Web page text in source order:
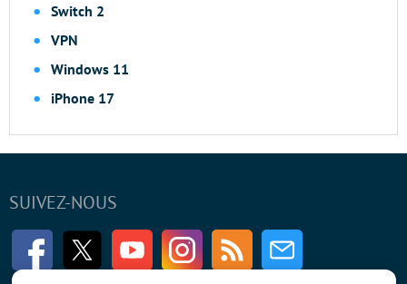
Switch 2
VPN
Windows 11
iPhone 17
SUIVEZ-NOUS
FacebookTwitter Youtube InstagramRSS Newsletter